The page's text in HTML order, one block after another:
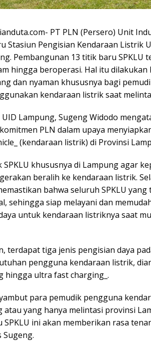
PT PLN (Persero) Unit
Stasiun Pengisian Kendaraan Listrik
Pembangunan 13 titik baru SPKLU
hingga beroperasi. Hal itu dilakukan
dan nyaman khususnya bagi
kendaraan listrik saat
Lampung, Sugeng Widodo
PLN dalam upaya
(kendaraan listrik) di Provinsi
SPKLU khususnya di Lampung agar
beralih ke kendaraan listrik.
bahwa seluruh SPKLU
sehingga siap melayani dan
untuk kendaraan listriknya saat
terdapat tiga jenis pengisian daya
pengguna kendaraan listrik,
hingga ultra fast charging_.
para pemudik pengguna
atau yang hanya melintasi provinsi
ini akan memberikan rasa
Sugeng.